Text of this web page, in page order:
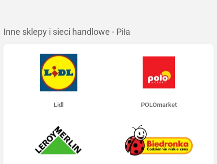
Inne sklepy i sieci handlowe - Piła
Lidl POLOmarket